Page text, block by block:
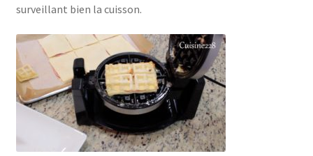
surveillant bien la cuisson.